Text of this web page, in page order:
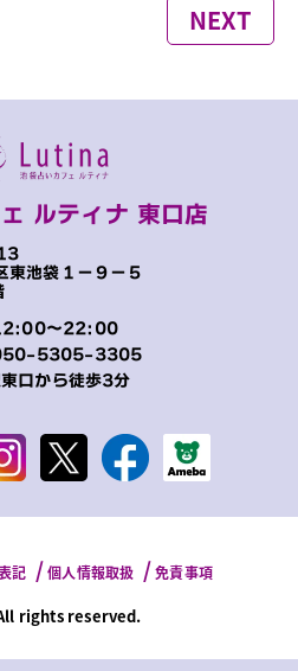
NEXT
ルティナ 東口店
東池袋１−９−５
～22:00
5305-3305
口から徒歩3分
記 個人情報取扱 免責事項
rights reserved.